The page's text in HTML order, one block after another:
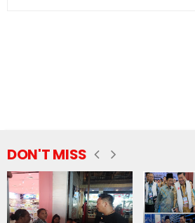
DON'T MISS